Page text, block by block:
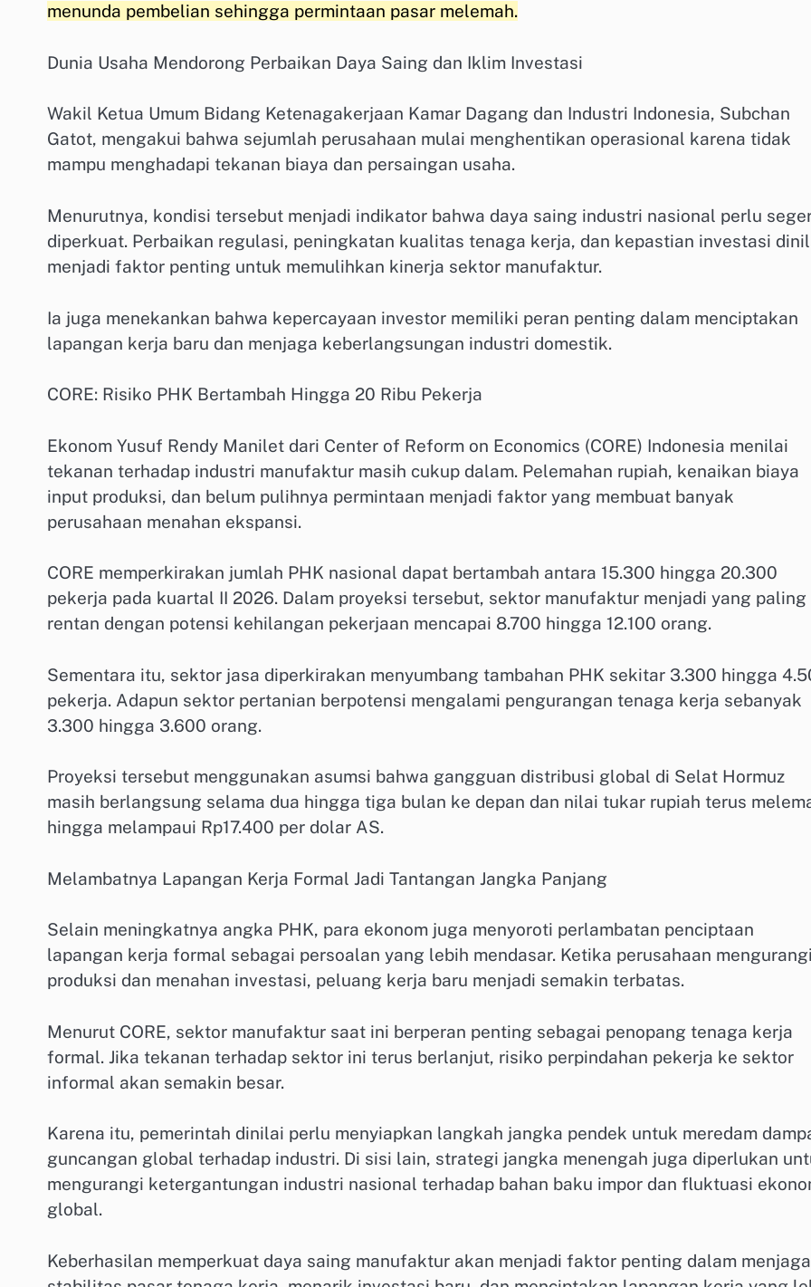
menunda pembelian sehingga permintaan pasar melemah.
Dunia Usaha Mendorong Perbaikan Daya Saing dan Iklim Investasi
Wakil Ketua Umum Bidang Ketenagakerjaan Kamar Dagang dan Industri Indonesia, Subchan
Gatot, mengakui bahwa sejumlah perusahaan mulai menghentikan operasional karena tidak
mampu menghadapi tekanan biaya dan persaingan usaha.
Menurutnya, kondisi tersebut menjadi indikator bahwa daya saing industri nasional perlu
diperkuat. Perbaikan regulasi, peningkatan kualitas tenaga kerja, dan kepastian investasi
menjadi faktor penting untuk memulihkan kinerja sektor manufaktur.
Ia juga menekankan bahwa kepercayaan investor memiliki peran penting dalam menciptakan
lapangan kerja baru dan menjaga keberlangsungan industri domestik.
CORE: Risiko PHK Bertambah Hingga 20 Ribu Pekerja
Ekonom Yusuf Rendy Manilet dari Center of Reform on Economics (CORE) Indonesia menilai
tekanan terhadap industri manufaktur masih cukup dalam. Pelemahan rupiah, kenaikan biaya
input produksi, dan belum pulihnya permintaan menjadi faktor yang membuat banyak
perusahaan menahan ekspansi.
CORE memperkirakan jumlah PHK nasional dapat bertambah antara 15.300 hingga 20.300
pekerja pada kuartal II 2026. Dalam proyeksi tersebut, sektor manufaktur menjadi yang paling
rentan dengan potensi kehilangan pekerjaan mencapai 8.700 hingga 12.100 orang.
Sementara itu, sektor jasa diperkirakan menyumbang tambahan PHK sekitar 3.300 hingga
pekerja. Adapun sektor pertanian berpotensi mengalami pengurangan tenaga kerja sebanyak
3.300 hingga 3.600 orang.
Proyeksi tersebut menggunakan asumsi bahwa gangguan distribusi global di Selat Hormuz
masih berlangsung selama dua hingga tiga bulan ke depan dan nilai tukar rupiah terus
hingga melampaui Rp17.400 per dolar AS.
Melambatnya Lapangan Kerja Formal Jadi Tantangan Jangka Panjang
Selain meningkatnya angka PHK, para ekonom juga menyoroti perlambatan penciptaan
lapangan kerja formal sebagai persoalan yang lebih mendasar. Ketika perusahaan
produksi dan menahan investasi, peluang kerja baru menjadi semakin terbatas.
Menurut CORE, sektor manufaktur saat ini berperan penting sebagai penopang tenaga kerja
formal. Jika tekanan terhadap sektor ini terus berlanjut, risiko perpindahan pekerja ke sektor
informal akan semakin besar.
Karena itu, pemerintah dinilai perlu menyiapkan langkah jangka pendek untuk meredam
guncangan global terhadap industri. Di sisi lain, strategi jangka menengah juga diperlukan
mengurangi ketergantungan industri nasional terhadap bahan baku impor dan fluktuasi
global.
Keberhasilan memperkuat daya saing manufaktur akan menjadi faktor penting dalam menjaga